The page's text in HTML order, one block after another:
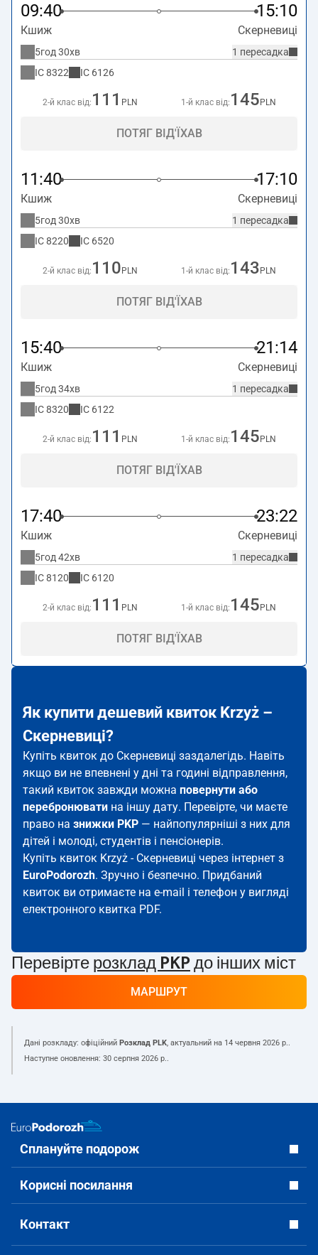
09:40 15:10
Кшиж Скерневиці
1 пересадка
5год 30хв
IC8322 IC 6126
2-й клас від: 111 PLN 1-й клас від: 145 PLN
ПОТЯГ ВІД'ЇХАВ
11:40 17:10
Кшиж Скерневиці
1 пересадка
5год 30хв
IC8220 IC 6520
2-й клас від: 110 PLN 1-й клас від: 143 PLN
ПОТЯГ ВІД'ЇХАВ
15:40 21:14
Кшиж Скерневиці
1 пересадка
5год 34хв
IC8320 IC 6122
2-й клас від: 111 PLN 1-й клас від: 145 PLN
ПОТЯГ ВІД'ЇХАВ
17:40 23:22
Кшиж Скерневиці
1 пересадка
5год 42хв
IC8120 IC 6120
2-й клас від: 111 PLN 1-й клас від: 145 PLN
ПОТЯГ ВІД'ЇХАВ
Як купити дешевий квиток Krzyż –
Скерневиці?
Купіть квиток до Скерневиці заздалегідь. Навіть
якщо ви не впевнені у дні та годині відправлення,
такий квиток завжди можна повернути або
перебронювати на іншу дату. Перевірте, чи маєте
право на знижки PKP — найпопулярніші з них для
дітей і молоді, студентів і пенсіонерів.
Купіть квиток Krzyż - Скерневиці через інтернет з
EuroPodorozh. Зручно і безпечно. Придбаний
квиток ви отримаєте на e-mail і телефон у вигляді
електронного квитка PDF.
Перевірте розклад PKP до інших міст
МАРШРУТ
Дані розкладу: офіційний Розклад PLK, актуальний на 14 червня 2026 р..
Наступне оновлення: 30 серпня 2026 р..
Сплануйте подорож
Корисні посилання
Контакт